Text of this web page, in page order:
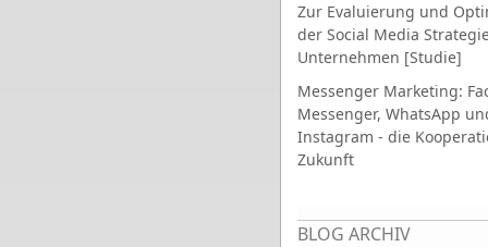
Zur Evaluierung und
der Social Media
Unternehmen [Studie]
Messenger Marketing:
Messenger, WhatsApp
Instagram - die
Zukunft
BLOG ARCHIV
Seiten